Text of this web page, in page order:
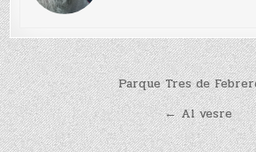
Navegación
de
entradas
Parque Tres de
← Al vesre